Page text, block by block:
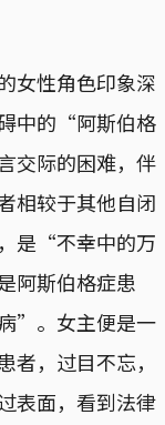
女性角色印象深
中的“阿斯伯格
交际的困难，伴
相较于其他自闭
是“不幸中的万
阿斯伯格症患
”。女主便是一
，过目不忘，
表面，看到法律